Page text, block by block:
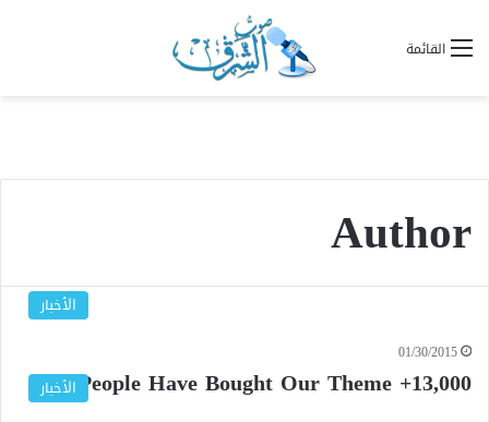
القائمة
Author
الأخبار
01/30/2015
13,000+ People Have Bought Our Theme الأخبار